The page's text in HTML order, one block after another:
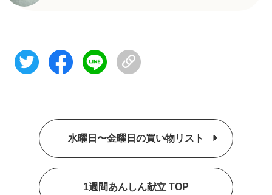
水曜日〜金曜日の買い物リスト
1週間あんしん献立 TOP